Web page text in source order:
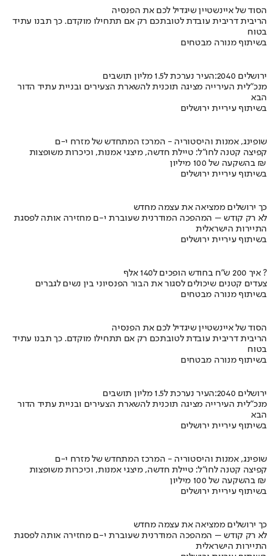
הסוד של איינשטיין שיגדיל לכם את הפנסיה
הריבית דריבית עובדת לטובתכם רק אם תתחילו מוקדם. כך תבנו עתיד
בטוח
בשיתוף מנורה מבטחים
ירושלים 2040:העיר נערכת ל1.5 מליון תושבים
מנכ"לית העירייה מציגה תוכנית להשארת הצעירים ובניית עתיד הדור
הבא
בשיתוף עיריית ירושלים
שופינג, אמנות והיסטוריה - המרכז המתחדש של מזרח י-ם
קפיצה קטנה לחו"ל: טיילת חדשה, מיצגי אמנות, וכיכרות משופצות
בהשקעה של 100 מיליון ₪
בשיתוף עיריית ירושלים
כך ירושלים ממציאה את עצמה מחדש
לא רק קודש – המהפכה המודרנית שעוברת י-ם מחזירה אותה לפסגת
התיירות הישראלית
בשיתוף עיריית ירושלים
איך 200 ש"ח בחודש הופכים ל140 אלף ?
צעדים קטנים שיכולים לסגור את הבור הפנסיוני בין נשים לגברים
בשיתוף מנורה מבטחים
הסוד של איינשטיין שיגדיל לכם את הפנסיה
הריבית דריבית עובדת לטובתכם רק אם תתחילו מוקדם. כך תבנו עתיד
בטוח
בשיתוף מנורה מבטחים
ירושלים 2040:העיר נערכת ל1.5 מליון תושבים
מנכ"לית העירייה מציגה תוכנית להשארת הצעירים ובניית עתיד הדור
הבא
בשיתוף עיריית ירושלים
שופינג, אמנות והיסטוריה - המרכז המתחדש של מזרח י-ם
קפיצה קטנה לחו"ל: טיילת חדשה, מיצגי אמנות, וכיכרות משופצות
בהשקעה של 100 מיליון ₪
בשיתוף עיריית ירושלים
כך ירושלים ממציאה את עצמה מחדש
לא רק קודש – המהפכה המודרנית שעוברת י-ם מחזירה אותה לפסגת
התיירות הישראלית